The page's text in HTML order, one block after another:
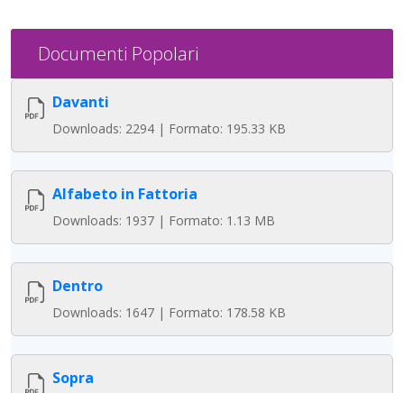
Documenti Popolari
Davanti
Downloads: 2294 | Formato: 195.33 KB
Alfabeto in Fattoria
Downloads: 1937 | Formato: 1.13 MB
Dentro
Downloads: 1647 | Formato: 178.58 KB
Sopra